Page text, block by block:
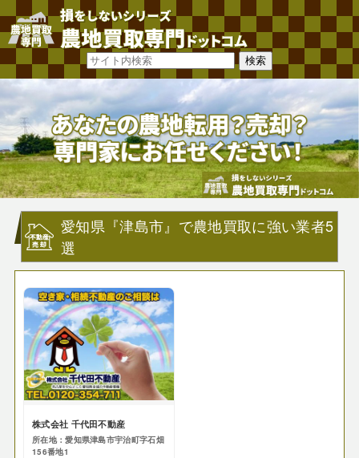
愛知県『津島市』で農地買取に強い業者5
選
株式会社 千代田不動産
所在地：愛知県津島市宇治町字石畑
156番地1